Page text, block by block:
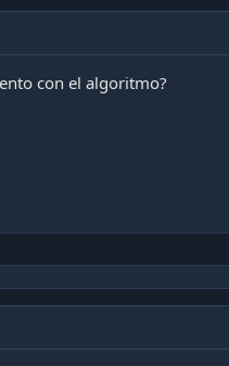
con el algoritmo?